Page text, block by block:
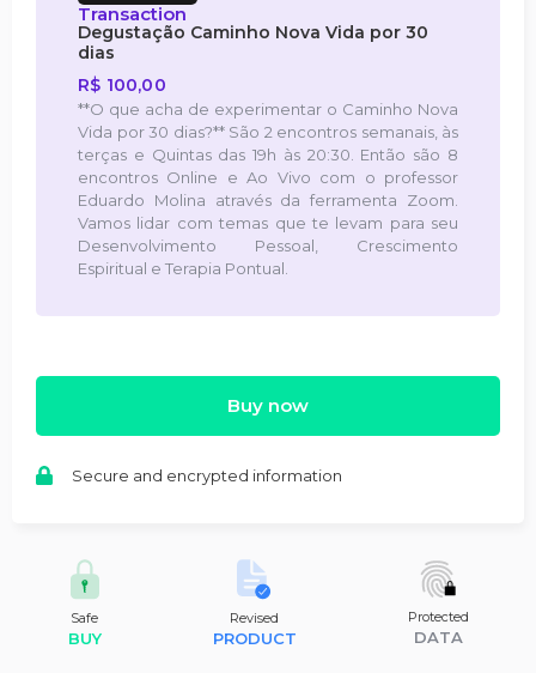
Transaction
Degustação Caminho Nova Vida por 30
dias
R$ 100,00
**O que acha de experimentar o Caminho Nova
Vida por 30 dias?** São 2 encontros semanais, às
terças e Quintas das 19h às 20:30. Então são 8
encontros Online e Ao Vivo com o professor
Eduardo Molina através da ferramenta Zoom.
Vamos lidar com temas que te levam para seu
Desenvolvimento Pessoal, Crescimento
Espiritual e Terapia Pontual.
Buy now
Secure and encrypted information
Safe
BUY
Revised
PRODUCT
Protected
DATA